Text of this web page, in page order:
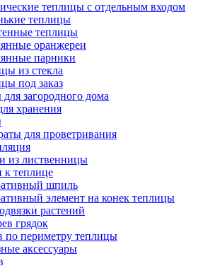
теплицы с отдельным входом
теплицы
теплицы
оранжереи
парники
из стекла
под заказ
загородного дома
хранения
для проветривания
из лиственницы
к теплице
шпиль
элемент на конек теплицы
растений
грядок
по периметру теплицы
аксессуары